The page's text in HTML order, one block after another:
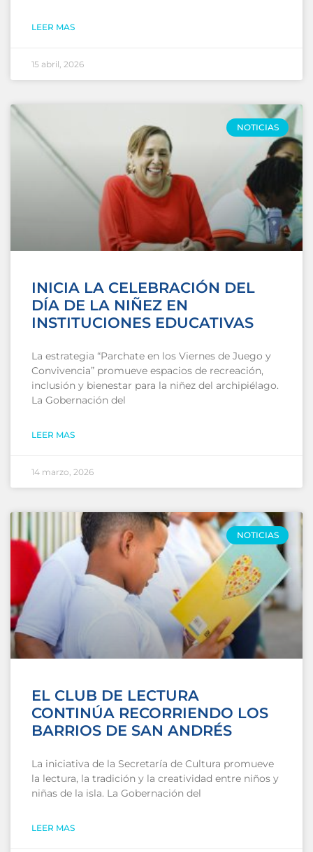
LEER MAS
15 abril, 2026
NOTICIAS
INICIA LA CELEBRACIÓN DEL
DÍA DE LA NIÑEZ EN
INSTITUCIONES EDUCATIVAS
La estrategia “Parchate en los Viernes de Juego y
Convivencia” promueve espacios de recreación,
inclusión y bienestar para la niñez del archipiélago.
La Gobernación del
LEER MAS
14 marzo, 2026
NOTICIAS
EL CLUB DE LECTURA
CONTINÚA RECORRIENDO LOS
BARRIOS DE SAN ANDRÉS
La iniciativa de la Secretaría de Cultura promueve
la lectura, la tradición y la creatividad entre niños y
niñas de la isla. La Gobernación del
LEER MAS